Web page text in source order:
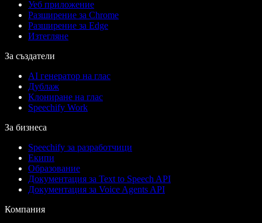
Уеб приложение
Разширение за Chrome
Разширение за Edge
Изтегляне
За създатели
AI генератор на глас
Дублаж
Клониране на глас
Speechify Work
За бизнеса
Speechify за разработчици
Екипи
Образование
Документация за Text to Speech API
Документация за Voice Agents API
Компания